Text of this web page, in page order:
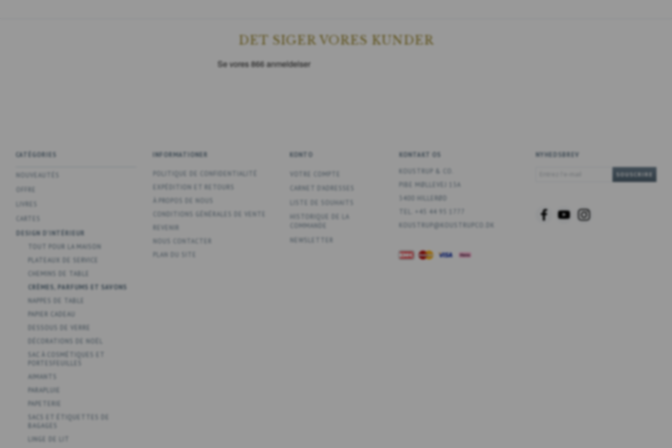
DET SIGER VORES KUNDER
CATÉGORIES
NOUVEAUTÉS
CARTES
DESIGN D'INTÉRIEUR
TOUT POUR LA MAISON
PLATEAUX DE SERVICE
CHEMINS DE TABLE
CRÈMES, PARFUMS ET SAVONS
NAPPES DE TABLE
PAPIER CADEAU
DÉCORATIONS DE NOËL
SAC À COSMÉTIQUES ET
AIMANTS
PARAPLUIE
PAPETERIE
SACS ET ÉTIQUETTES DE
BAGAGES
LINGE DE LIT
INFORMATIONER
POLITIQUE DE CONFIDENTIALITÉ
CONDITIONS GÉNÉRALES DE VENTE
PLAN DU SITE
KONTO
VOTRE COMPTE
CARNET D'ADRESSES
LISTE DE SOUHAITS
HISTORIQUE DE LA
COMMANDE
NEWSLETTER
KONTAKT OS
PIBE MØLLEVEJ 13A
3400 HILLERØD
TEL. +45 44 95 1777
NYHEDSBREV
SOUSCRIRE